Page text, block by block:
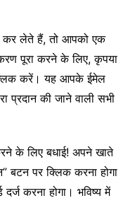
कर लेते हैं, तो आपको एक
पूरा करने के लिए, कृपया
करें। यह आपके ईमेल
प्रदान की जाने वाली सभी
के लिए बधाई! अपने खाते
बटन पर क्लिक करना होगा
करना होगा। भविष्य में